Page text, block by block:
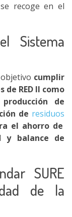
recoge en el
Sistema
cumplir
RED II como
de
de residuos
el ahorro de
y balance de
SURE
de la